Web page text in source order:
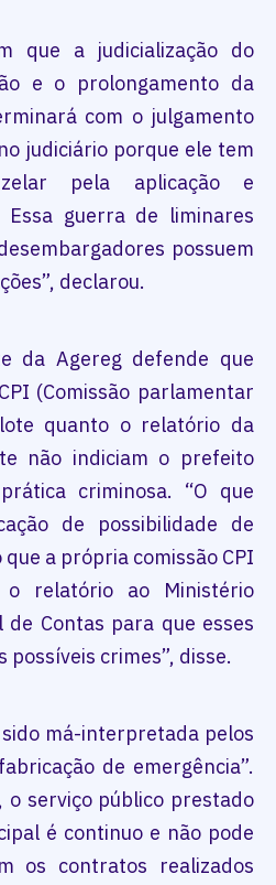
que a judicialização do
e o prolongamento da
com o julgamento
judiciário porque ele tem
pela aplicação e
guerra de liminares
possuem
declarou.
da Agereg defende que
(Comissão parlamentar
quanto o relatório da
não indiciam o prefeito
criminosa. “O que
de possibilidade de
a própria comissão CPI
relatório ao Ministério
de Contas para que esses
possíveis crimes”, disse.
má-interpretada pelos
de emergência”.
o serviço público prestado
é continuo e não pode
os contratos realizados